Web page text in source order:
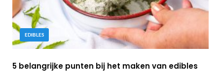
EDIBLES
5 belangrijke punten bij het maken van edibles